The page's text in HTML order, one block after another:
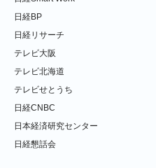
日経BP
日経リサーチ
テレビ大阪
テレビ北海道
テレビせとうち
日経CNBC
日本経済研究センター
日経懇話会